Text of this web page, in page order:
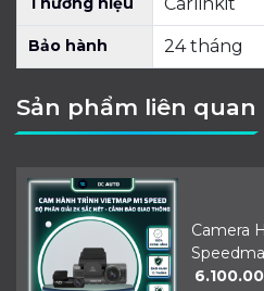
Bảo hành 24 tháng
Sản phẩm liên quan
Camera